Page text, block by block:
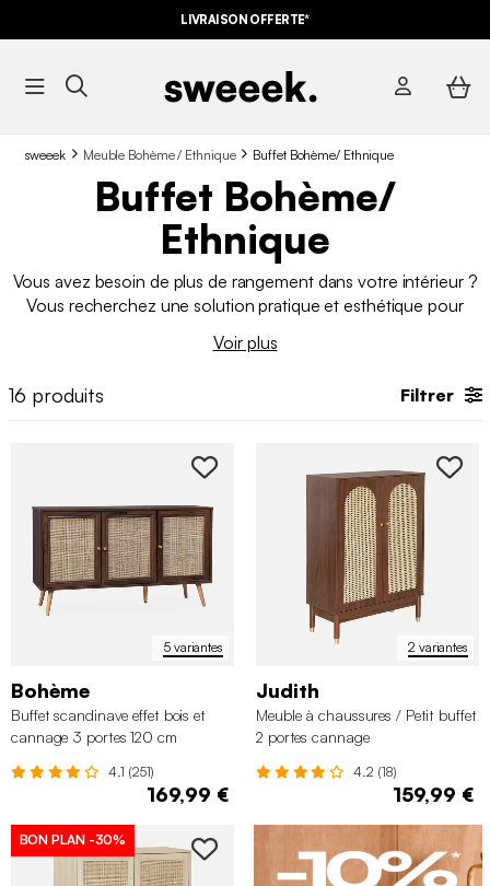
LIVRAISON OFFERTE*
sweeek Meuble Bohème / Ethnique Buffet Bohème/ Ethnique
Buffet Bohème/
Ethnique
Vous avez besoin de plus de rangement dans votre intérieur ?
Vous recherchez une solution pratique et esthétique pour
fait partie de nos meubles préférés pour
sans lui quand on a besoin de plus de rangement.
Voir plus
16 produits Filtrer
5 variantes
Bohème
Buffet scandinave effet bois et
cannage 3 portes 120 cm
4.1 (251)
169,99 €
2 variantes
Judith
Meuble à chaussures / Petit buffet
2 portes cannage
4.2 (18)
159,99 €
BON PLAN -30%